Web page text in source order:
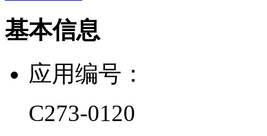
基本信息
应用编号：
C273-0120